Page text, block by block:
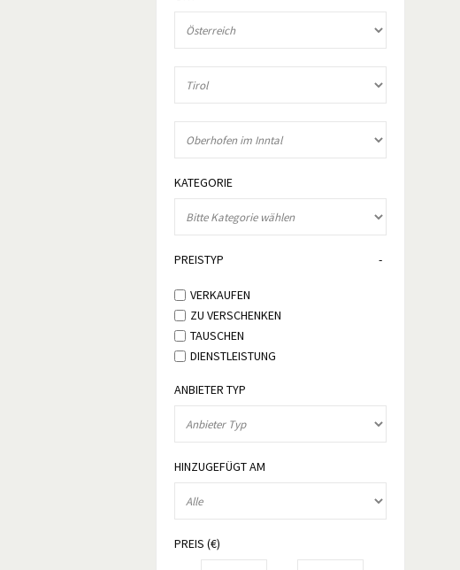
KATEGORIE
PREISTYP
VERKAUFEN
ZU VERSCHENKEN
TAUSCHEN
DIENSTLEISTUNG
ANBIETER TYP
HINZUGEFÜGT AM
PREIS (€)